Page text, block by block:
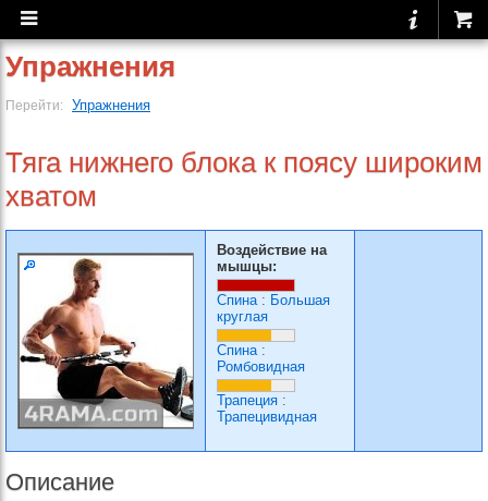
Упражнения
Перейти: Упражнения
Тяга нижнего блока к поясу широким
хватом
Воздействие на
мышцы:
Спина: Большая
круглая
Спина:
Ромбовидная
Трапеция :
Трапецивидная
Описание